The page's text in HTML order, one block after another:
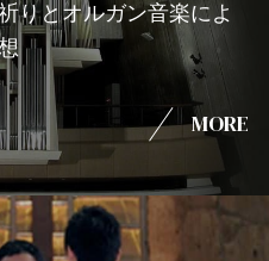
りとオルガン音楽によ
MORE